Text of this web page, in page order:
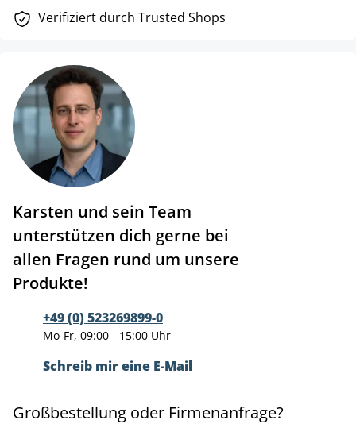
Verifiziert durch Trusted Shops
Karsten und sein Team
unterstützen dich gerne bei
allen Fragen rund um unsere
Produkte!
+49 (0) 523269899-0
Mo-Fr, 09:00 - 15:00 Uhr
Schreib mir eine E-Mail
Großbestellung oder Firmenanfrage?